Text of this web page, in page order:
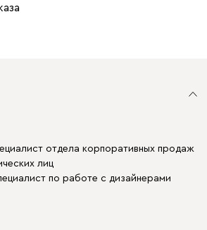
отдела корпоративных продаж
лиц
по работе с дизайнерами